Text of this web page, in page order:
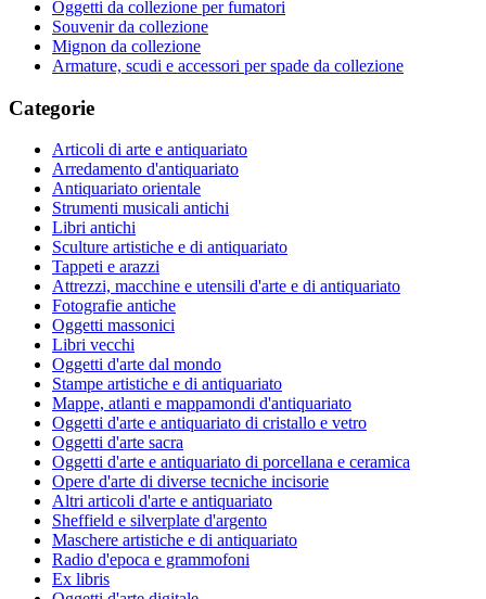
Oggetti da collezione per fumatori
Souvenir da collezione
Mignon da collezione
Armature, scudi e accessori per spade da collezione
Categorie
Articoli di arte e antiquariato
Arredamento d'antiquariato
Antiquariato orientale
Strumenti musicali antichi
Libri antichi
Sculture artistiche e di antiquariato
Tappeti e arazzi
Attrezzi, macchine e utensili d'arte e di antiquariato
Fotografie antiche
Oggetti massonici
Libri vecchi
Oggetti d'arte dal mondo
Stampe artistiche e di antiquariato
Mappe, atlanti e mappamondi d'antiquariato
Oggetti d'arte e antiquariato di cristallo e vetro
Oggetti d'arte sacra
Oggetti d'arte e antiquariato di porcellana e ceramica
Opere d'arte di diverse tecniche incisorie
Altri articoli d'arte e antiquariato
Sheffield e silverplate d'argento
Maschere artistiche e di antiquariato
Radio d'epoca e grammofoni
Ex libris